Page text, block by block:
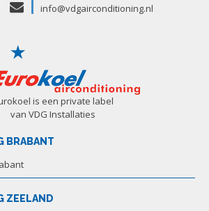
info@vdgairconditioning.nl
is een private label
van VDG Installaties
BRABANT
ZEELAND